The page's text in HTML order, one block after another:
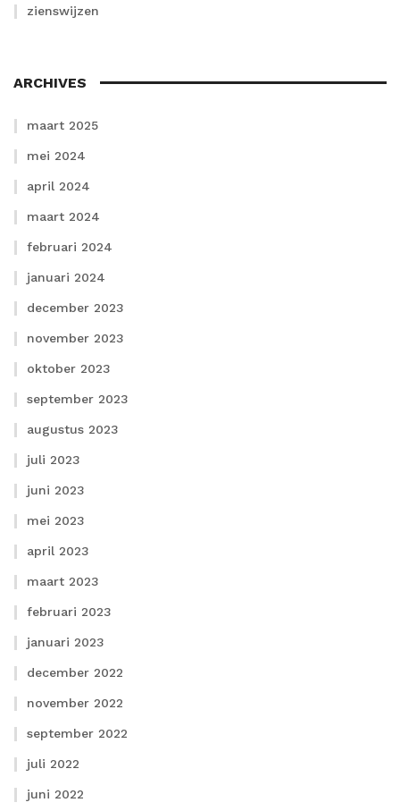
zienswijzen
ARCHIVES
maart 2025
mei 2024
april 2024
maart 2024
februari 2024
januari 2024
december 2023
november 2023
oktober 2023
september 2023
augustus 2023
juli 2023
juni 2023
mei 2023
april 2023
maart 2023
februari 2023
januari 2023
december 2022
november 2022
september 2022
juli 2022
juni 2022